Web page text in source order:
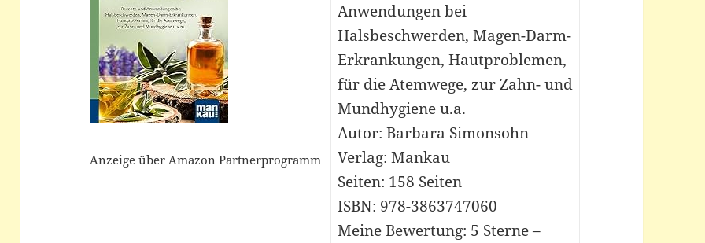
Anzeige über Amazon Partnerprogramm
Anwendungen bei
Halsbeschwerden, Magen-Darm-
Erkrankungen, Hautproblemen,
für die Atemwege, zur Zahn- und
Mundhygiene u.a.
Autor: Barbara Simonsohn
Verlag: Mankau
Seiten: 158 Seiten
ISBN: 978-3863747060
Meine Bewertung: 5 Sterne –